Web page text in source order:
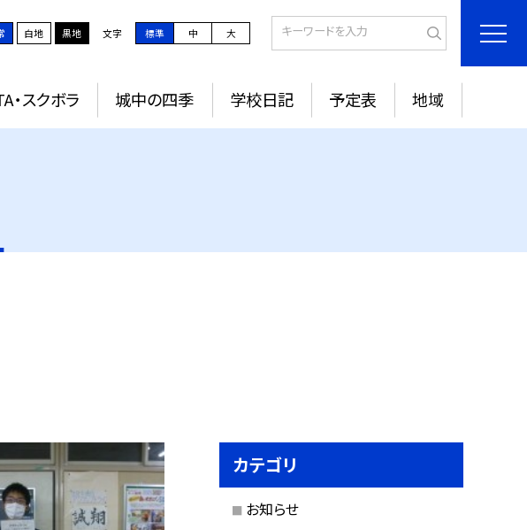
白地 黒地 文字 標準 中 大
・スクボラ 城中の四季 学校日記 予定表 地域
カテゴリ
お知らせ